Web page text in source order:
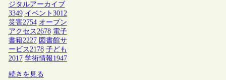
ジタルアーカイブ
3349 イベント 3012
災害2754 オープン
アクセス2678 電子
書籍2227 図書館サ
ービス2178 子ども
2017 学術情報1947
続きを見る